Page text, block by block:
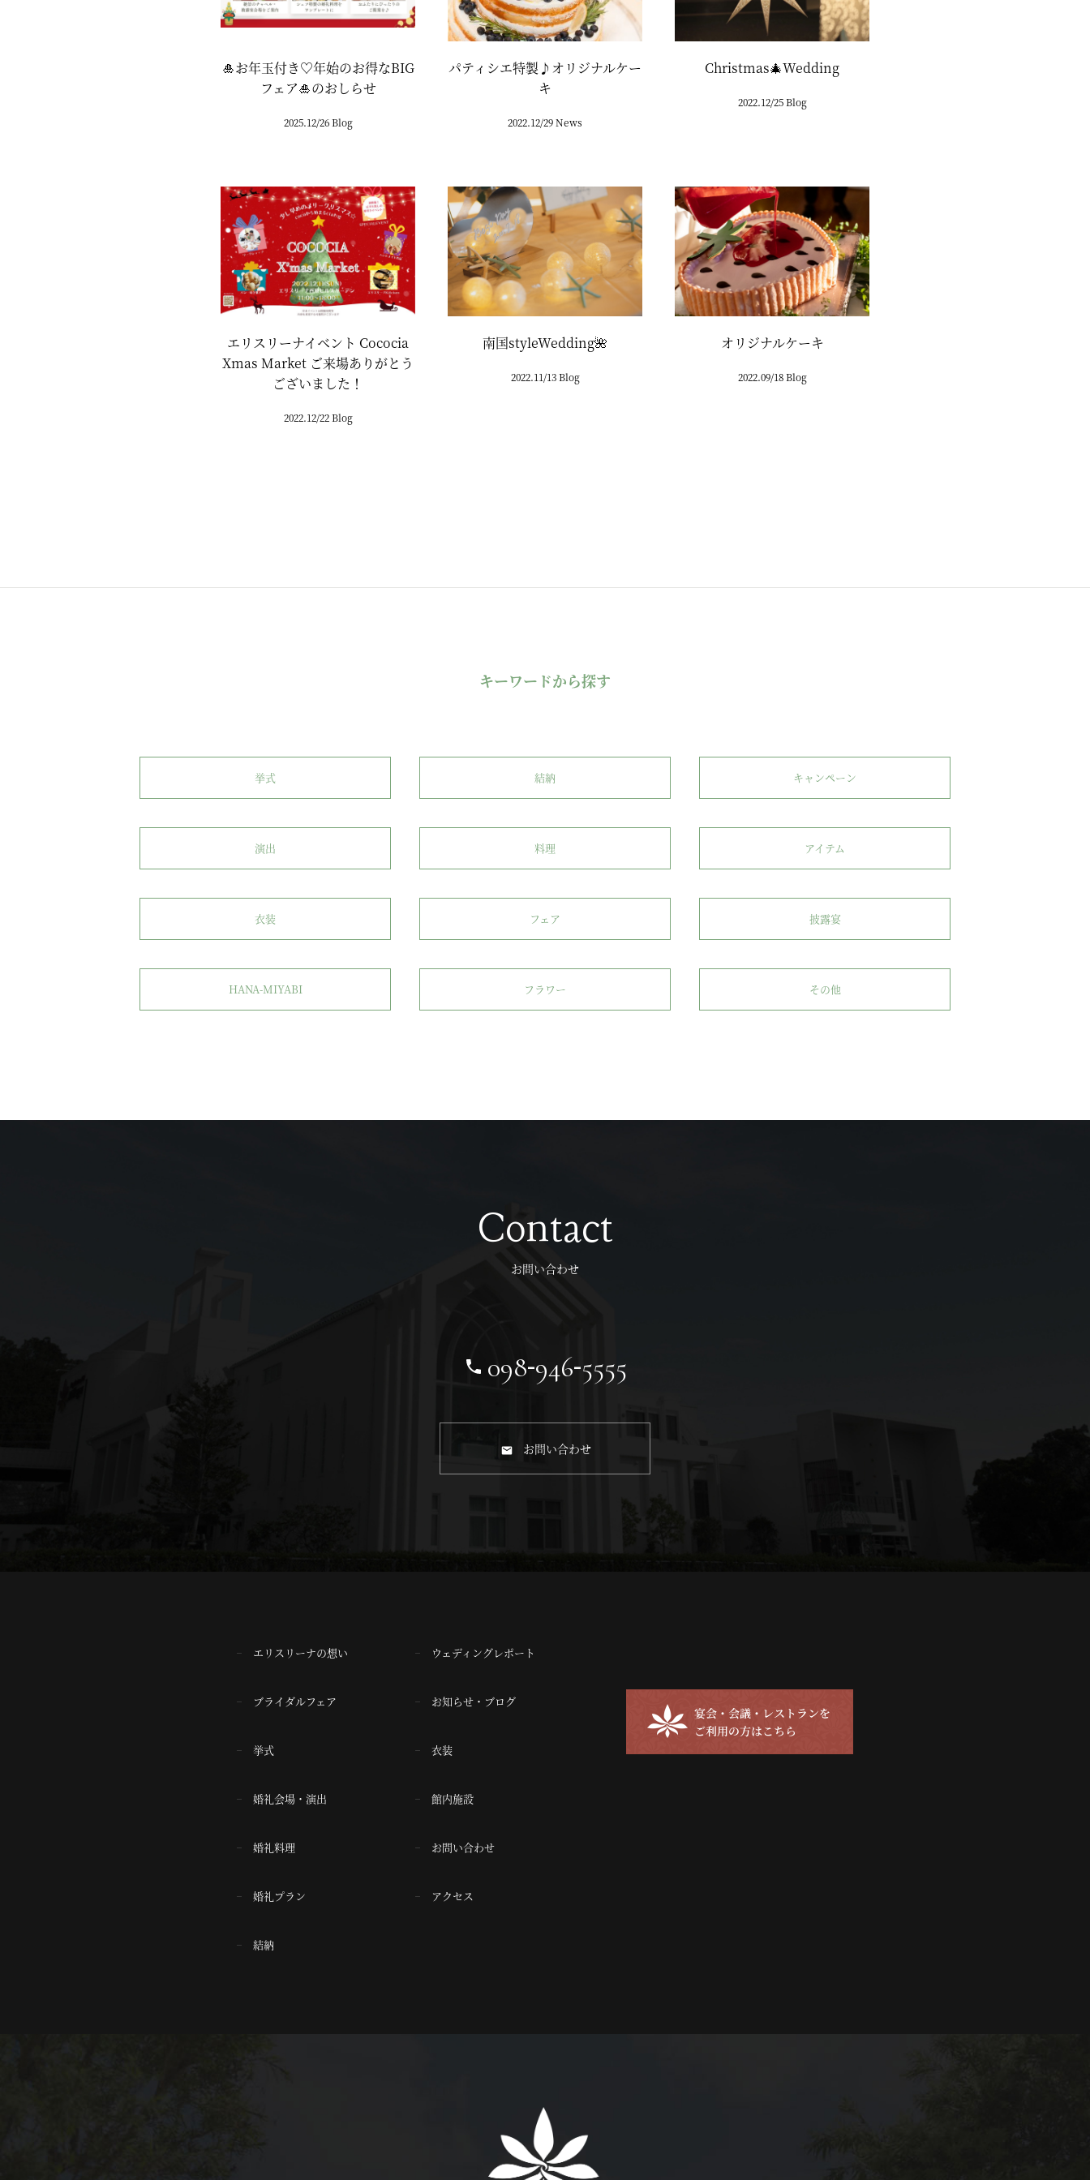
🎍お年玉付き♡年始のお得なBIG
フェア🎍のおしらせ
2025.12/26 Blog
パティシエ特製♪オリジナルケー
キ
2022.12/29 News
Christmas🎄Wedding
2022.12/25 Blog
エリスリーナイベント Cococia
Xmas Market ご来場ありがとう
ございました！
2022.12/22 Blog
南国styleWedding🌺
2022.11/13 Blog
オリジナルケーキ
2022.09/18 Blog
キーワードから探す
挙式 結納 キャンペーン
演出 料理 アイテム
衣装 フェア 披露宴
HANA-MIYABI フラワー その他
Contact
お問い合わせ
098-946-5555
お問い合わせ
エリスリーナの想い
ブライダルフェア
挙式
婚礼会場・演出
婚礼料理
婚礼プラン
結納
ウェディングレポート
お知らせ・ブログ
衣装
館内施設
お問い合わせ
アクセス